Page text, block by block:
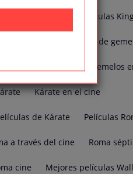
Películas
Películas de
Gemelos
Kárate en el cine
de Kárate Películas
a través del cine Roma
cine Mejores películas